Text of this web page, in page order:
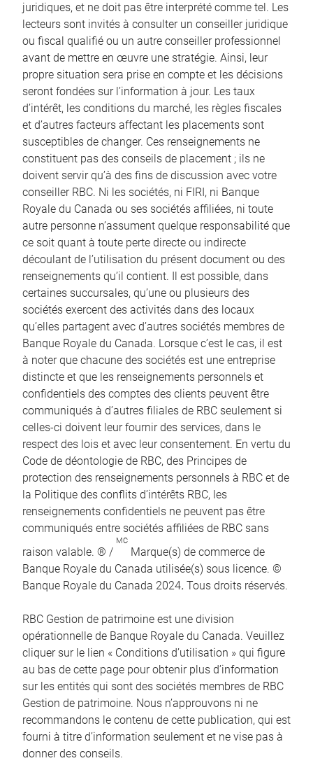
juridiques, et ne doit pas être interprété comme tel. Les
lecteurs sont invités à consulter un conseiller juridique
ou fiscal qualifié ou un autre conseiller professionnel
avant de mettre en œuvre une stratégie. Ainsi, leur
propre situation sera prise en compte et les décisions
seront fondées sur l’information à jour. Les taux
d’intérêt, les conditions du marché, les règles fiscales
et d’autres facteurs affectant les placements sont
susceptibles de changer. Ces renseignements ne
constituent pas des conseils de placement ; ils ne
doivent servir qu’à des fins de discussion avec votre
conseiller RBC. Ni les sociétés, ni FIRI, ni Banque
Royale du Canada ou ses sociétés affiliées, ni toute
autre personne n’assument quelque responsabilité que
ce soit quant à toute perte directe ou indirecte
découlant de l’utilisation du présent document ou des
renseignements qu’il contient. Il est possible, dans
certaines succursales, qu’une ou plusieurs des
sociétés exercent des activités dans des locaux
qu’elles partagent avec d’autres sociétés membres de
Banque Royale du Canada. Lorsque c’est le cas, il est
à noter que chacune des sociétés est une entreprise
distincte et que les renseignements personnels et
confidentiels des comptes des clients peuvent être
communiqués à d’autres filiales de RBC seulement si
celles-ci doivent leur fournir des services, dans le
respect des lois et avec leur consentement. En vertu du
Code de déontologie de RBC, des Principes de
protection des renseignements personnels à RBC et de
la Politique des conflits d’intérêts RBC, les
renseignements confidentiels ne peuvent pas être
communiqués entre sociétés affiliées de RBC sans
raison valable. ® /
MC
Marque(s) de commerce de
Banque Royale du Canada utilisée(s) sous licence. ©
Banque Royale du Canada 2024. Tous droits réservés.
RBC Gestion de patrimoine est une division
opérationnelle de Banque Royale du Canada. Veuillez
cliquer sur le lien « Conditions d’utilisation » qui figure
au bas de cette page pour obtenir plus d’information
sur les entités qui sont des sociétés membres de RBC
Gestion de patrimoine. Nous n’approuvons ni ne
recommandons le contenu de cette publication, qui est
fourni à titre d’information seulement et ne vise pas à
donner des conseils.